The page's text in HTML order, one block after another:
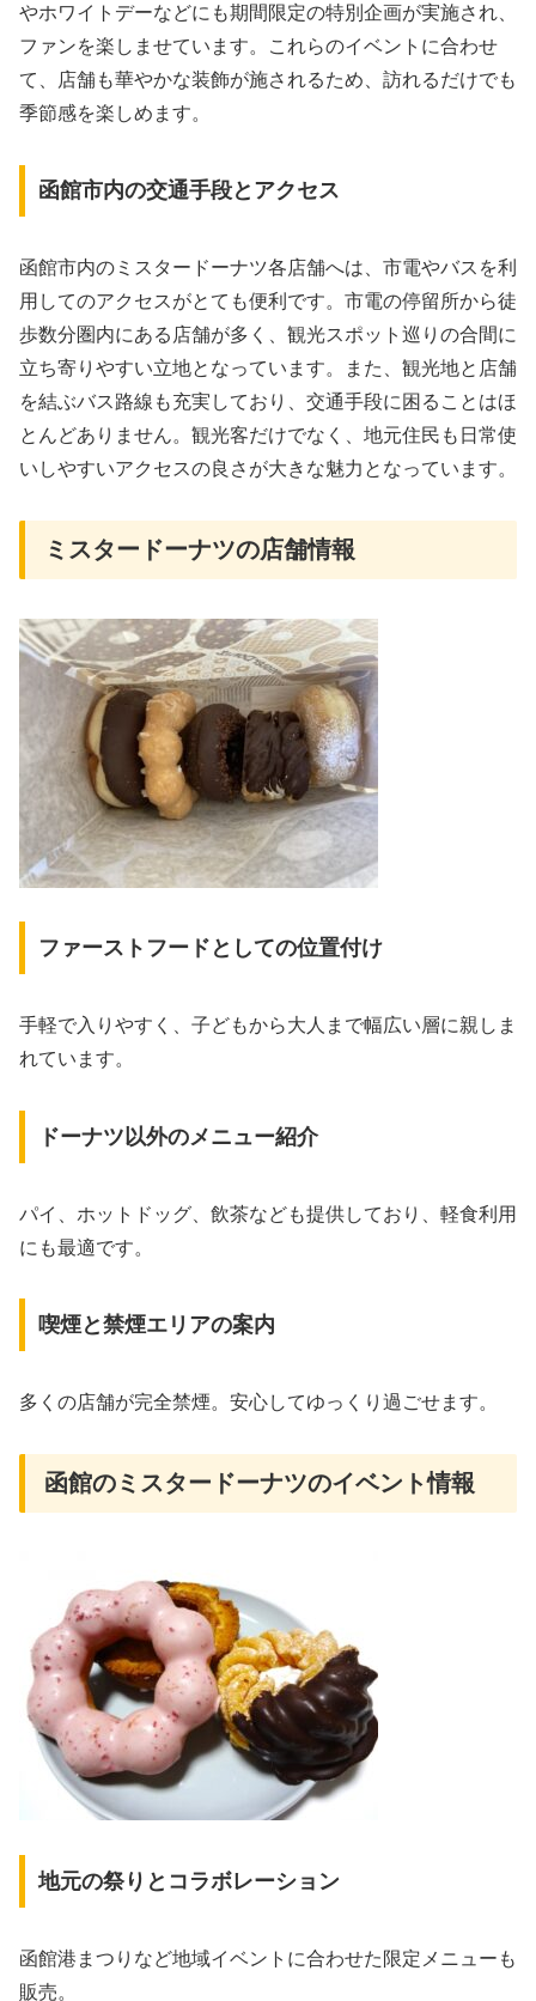
やホワイトデーなどにも期間限定の特別企画が実施され、
ファンを楽しませています。これらのイベントに合わせ
て、店舗も華やかな装飾が施されるため、訪れるだけでも
季節感を楽しめます。
函館市内の交通手段とアクセス
函館市内のミスタードーナツ各店舗へは、市電やバスを利
用してのアクセスがとても便利です。市電の停留所から徒
歩数分圏内にある店舗が多く、観光スポット巡りの合間に
立ち寄りやすい立地となっています。また、観光地と店舗
を結ぶバス路線も充実しており、交通手段に困ることはほ
とんどありません。観光客だけでなく、地元住民も日常使
いしやすいアクセスの良さが大きな魅力となっています。
ミスタードーナツの店舗情報
ファーストフードとしての位置付け
手軽で入りやすく、子どもから大人まで幅広い層に親しま
れています。
ドーナツ以外のメニュー紹介
パイ、ホットドッグ、飲茶なども提供しており、軽食利用
にも最適です。
喫煙と禁煙エリアの案内
多くの店舗が完全禁煙。安心してゆっくり過ごせます。
函館のミスタードーナツのイベント情報
地元の祭りとコラボレーション
函館港まつりなど地域イベントに合わせた限定メニューも
販売。